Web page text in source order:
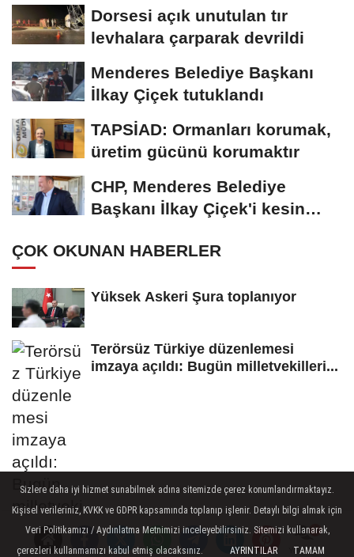
Yorumlar
Dorsesi açık unutulan tır
levhalara çarparak devrildi
Menderes Belediye Başkanı
İlkay Çiçek tutuklandı
TAPSİAD: Ormanları korumak,
üretim gücünü korumaktır
CHP, Menderes Belediye
Başkanı İlkay Çiçek'i kesin
ÇOK OKUNAN HABERLER
Yüksek Askeri Şura toplanıyor
Terörsüz Türkiye düzenlemesi
imzaya açıldı: Bugün milletvekilleri...
Sizlere daha iyi hizmet sunabilmek adına sitemizde çerez konumlandırmaktayız.
Kişisel verileriniz, KVKK ve GDPR kapsamında toplanıp işlenir. Detaylı bilgi almak için
Veri Politikamızı / Aydınlatma Metnimizi inceleyebilirsiniz. Sitemizi kullanarak,
çerezleri kullanmamızı kabul etmiş olacaksınız.
AYRINTILAR TAMAM